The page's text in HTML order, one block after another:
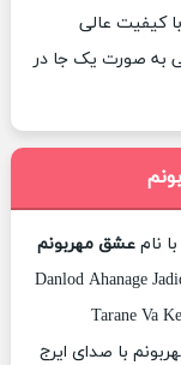
کیفیت عالی
به صورت یک جا در
با نام عشق مهربونم
Danlod Ahanage
Tarane Va
با صدای ایرج